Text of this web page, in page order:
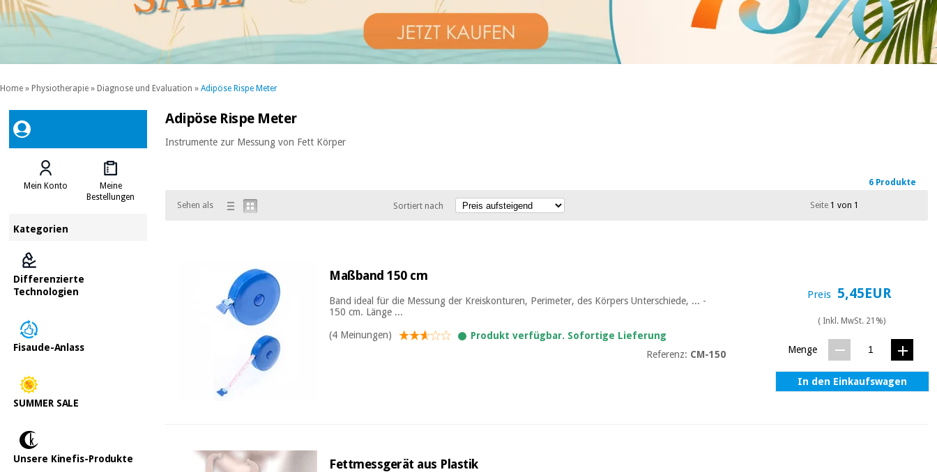
Home » Physiotherapie » Diagnose und Evaluation » Adipöse Rispe Meter
Mein Konto
Meine
Bestellungen
Kategorien
Differenzierte
Technologien
Fisaude-Anlass
SUMMER SALE
Unsere Kinefis-Produkte
Adipöse Rispe Meter
Instrumente zur Messung von Fett Körper
6 Produkte
Sehen als Sortiert nach Seite1 von 1
Maßband 150 cm
Band ideal für die Messung der Kreiskonturen, Perimeter, des Körpers Unterschiede, ... -
150 cm. Länge ...
(4 Meinungen)
Produkt verfügbar. Sofortige Lieferung
Referenz: CM-150
Preis 5,45EUR
( Inkl. MwSt. 21%)
Menge
In den Einkaufswagen
Fettmessgerät aus Plastik